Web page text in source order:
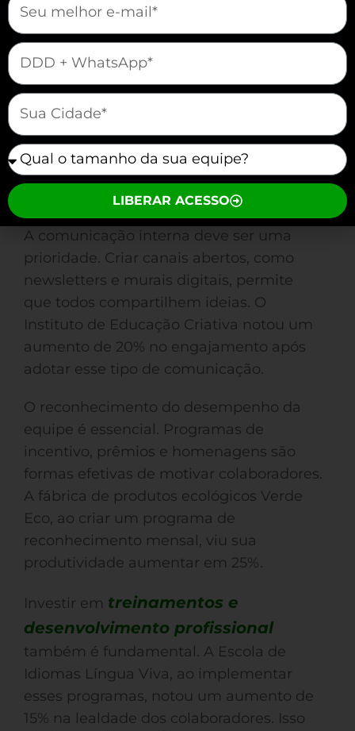
Engajar colaboradores com estratégias
de endomarketing exige planejamento
cuidadoso. O primeiro passo deve ser
realizar uma pesquisa interna para
compreender as necessidades da equipe.
A Construtora Bello, ao realizar essa
etapa, melhorou suas iniciativas e
aumentou a satisfação do colaborador
A comunicação interna deve ser uma
prioridade. Criar canais abertos, como
newsletters e murais digitais, permite
que todos compartilhem ideias. O
Instituto de Educação Criativa notou um
aumento de 20% no engajamento após
adotar esse tipo de comunicação.
O reconhecimento do desempenho da
equipe é essencial. Programas de
incentivo, prêmios e homenagens são
formas efetivas de motivar colaboradores.
A fábrica de produtos ecológicos Verde
Eco, ao criar um programa de
reconhecimento mensal, viu sua
produtividade aumentar em 25%.
Investir em treinamentos e
desenvolvimento profissional
também é fundamental. A Escola de
Idiomas Língua Viva, ao implementar
esses programas, notou um aumento de
15% na lealdade dos colaboradores. Isso
mauticform[telefone]
mauticform[cidade]
mauticform[equipe]
LIBERAR ACESSO